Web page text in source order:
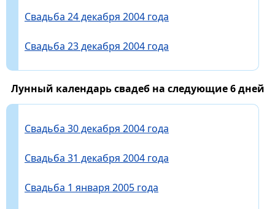
Свадьба 24 декабря 2004 года
Свадьба 23 декабря 2004 года
Лунный календарь свадеб на следующие 6 дней
Свадьба 30 декабря 2004 года
Свадьба 31 декабря 2004 года
Свадьба 1 января 2005 года